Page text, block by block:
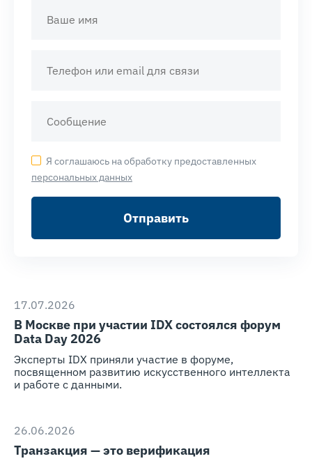
Я соглашаюсь на обработку предоставленных
персональных данных
Отправить
17.07.2026
В Москве при участии IDX состоялся форум
Data Day 2026
Эксперты IDX приняли участие в форуме,
посвященном развитию искусственного интеллекта
и работе с данными.
26.06.2026
Транзакция — это верификация